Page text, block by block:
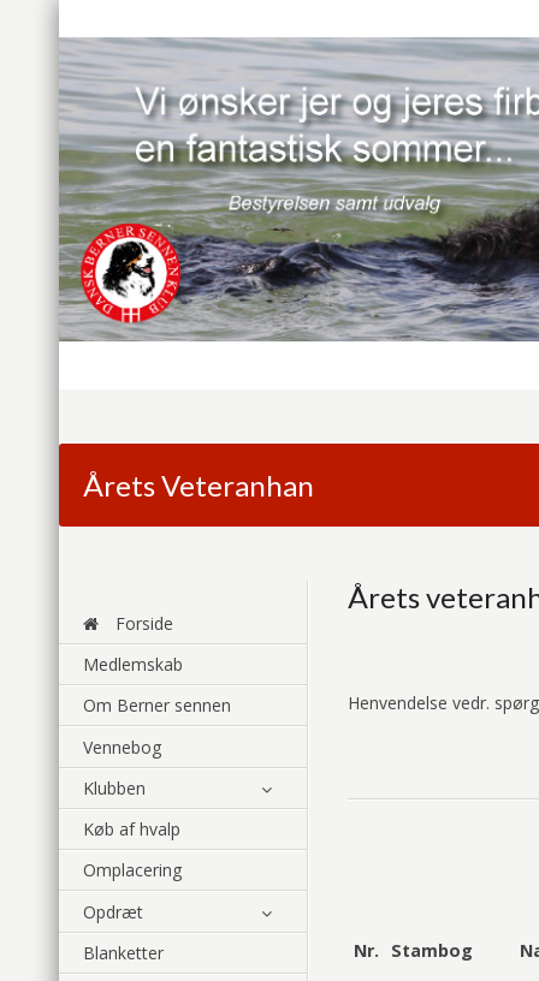
Årets Veteranhan
Forside
Medlemskab
Om Berner sennen
Vennebog
Klubben
Køb af hvalp
Omplacering
Opdræt
Blanketter
Årets
Henvendelse vedr.
Nr. Stambog